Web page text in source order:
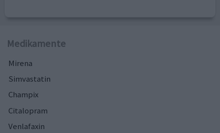
Medikamente
Mirena
Simvastatin
Champix
Citalopram
Venlafaxin